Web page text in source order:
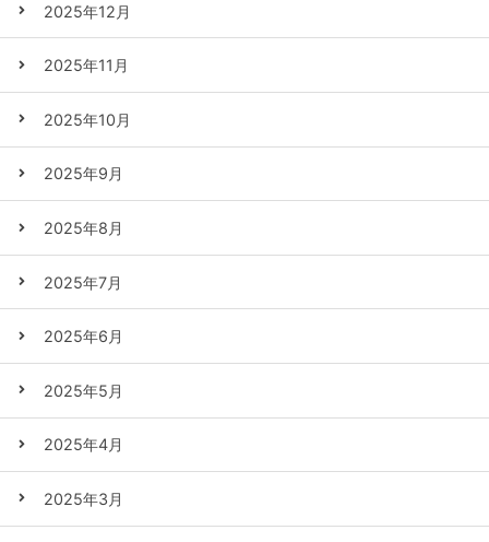
2025年12月
2025年11月
2025年10月
2025年9月
2025年8月
2025年7月
2025年6月
2025年5月
2025年4月
2025年3月